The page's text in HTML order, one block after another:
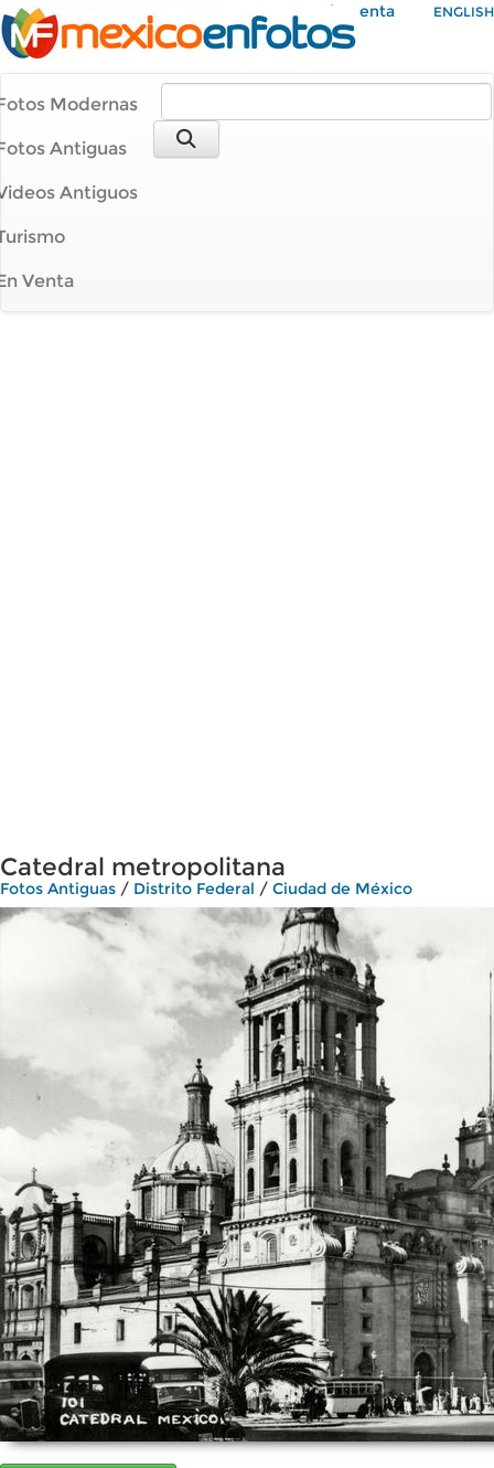
Mi Cuenta ENGLISH
Modernas
Antiguas
Antiguos
Venta
Catedral metropolitana
Fotos Antiguas / Distrito Federal / Ciudad de México